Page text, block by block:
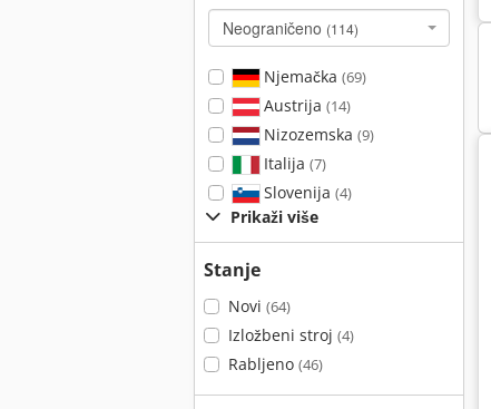
Neograničeno (114)
Njemačka (69)
Austrija (14)
Nizozemska (9)
Italija (7)
Slovenija (4)
Prikaži više
Stanje
Novi (64)
Izložbeni stroj (4)
Rabljeno (46)
Mesari Tračnih